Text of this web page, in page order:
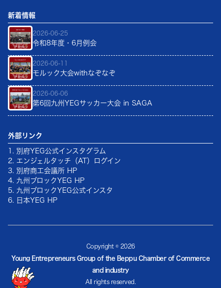
新着情報
2026-06-25
令和8年度・6月例会
2026-06-11
モルック大会withなぞなぞ
2026-06-06
第6回九州YEGサッカー大会 in SAGA
外部リンク
1. 別府YEG公式インスタグラム
2. エンジェルタッチ（AT）ログイン
3. 別府商工会議所 HP
4. 九州ブロックYEG HP
5. 九州ブロックYEG公式インスタ
6. 日本YEG HP
Copyright © 2026
Young Entrepreneurs Group of the Beppu Chamber of Commerce
and industry
All rights reserved.